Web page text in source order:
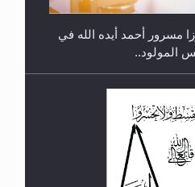
عليه السلام.. 4...
مسرور أحمد أيده الله في
المولود..